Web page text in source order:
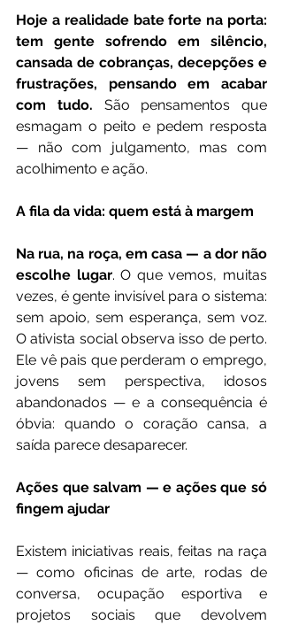
Hoje a realidade bate forte na porta:
tem gente sofrendo em silêncio,
cansada de cobranças, decepções e
frustrações, pensando em acabar
com tudo. São pensamentos que
esmagam o peito e pedem resposta
— não com julgamento, mas com
acolhimento e ação.
A fila da vida: quem está à margem
Na rua, na roça, em casa — a dor não
escolhe lugar. O que vemos, muitas
vezes, é gente invisível para o sistema:
sem apoio, sem esperança, sem voz.
O ativista social observa isso de perto.
Ele vê pais que perderam o emprego,
jovens sem perspectiva, idosos
abandonados — e a consequência é
óbvia: quando o coração cansa, a
saída parece desaparecer.
Ações que salvam — e ações que só
fingem ajudar
Existem iniciativas reais, feitas na raça
— como oficinas de arte, rodas de
conversa, ocupação esportiva e
projetos sociais que devolvem